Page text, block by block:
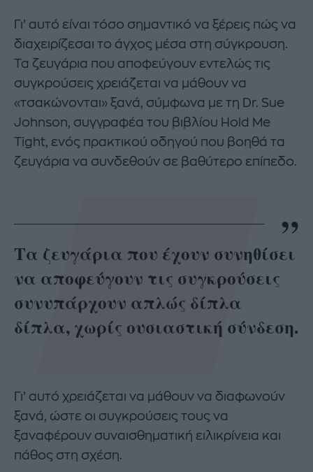
Γι’ αυτό είναι τόσο σημαντικό να ξέρεις πώς να
διαχειρίζεσαι το άγχος μέσα στη σύγκρουση.
Τα ζευγάρια που αποφεύγουν εντελώς τις
συγκρούσεις χρειάζεται να μάθουν να
«τσακώνονται» ξανά, σύμφωνα με τη Dr. Sue
Johnson, συγγραφέα του βιβλίου Hold Me
Tight, ενός πρακτικού οδηγού που βοηθά τα
ζευγάρια να συνδεθούν σε βαθύτερο επίπεδο.
Τα ζευγάρια που έχουν συνηθίσει
να αποφεύγουν τις συγκρούσεις
συνυπάρχουν απλώς δίπλα
δίπλα, χωρίς ουσιαστική σύνδεση.
Γι’ αυτό χρειάζεται να μάθουν να διαφωνούν
ξανά, ώστε οι συγκρούσεις τους να
ξαναφέρουν συναισθηματική ειλικρίνεια και
πάθος στη σχέση.